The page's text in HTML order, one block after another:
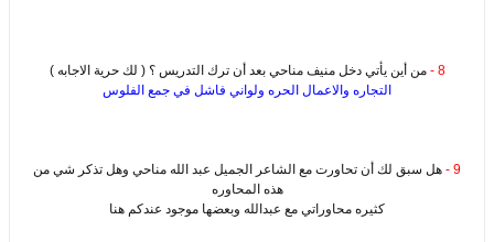
8 -
من أين يأتي دخل منيف مناحي بعد أن ترك التدريس ؟ ( لك حرية الاجابه )
التجاره والاعمال الحره ولواني فاشل في جمع الفلوس
9 -
هل سبق لك أن تحاورت مع الشاعر الجميل عبد الله مناحي وهل تذكر شي من
هذه المحاوره
كثيره محاوراتي مع عبدالله وبعضها موجود عندكم هنا